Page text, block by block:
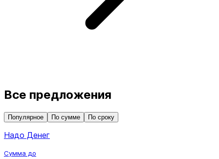
Все предложения
Популярное По сумме По сроку
Надо Денег
Сумма до